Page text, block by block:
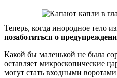
Теперь, когда инородное тело
позаботиться о
Какой бы маленькой не была
оставляет микроскопические
могут стать входными